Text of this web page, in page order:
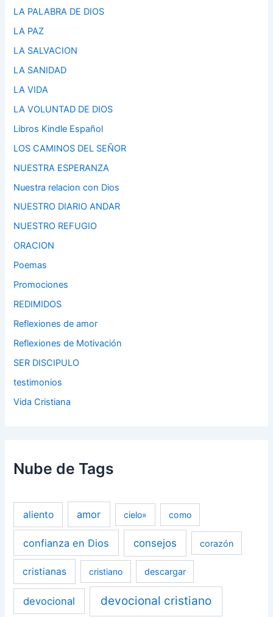
LA PALABRA DE DIOS
LA PAZ
LA SALVACION
LA SANIDAD
LA VIDA
LA VOLUNTAD DE DIOS
Libros Kindle Español
LOS CAMINOS DEL SEÑOR
NUESTRA ESPERANZA
Nuestra relacion con Dios
NUESTRO DIARIO ANDAR
NUESTRO REFUGIO
ORACION
Poemas
Promociones
REDIMIDOS
Reflexiones de amor
Reflexiones de Motivación
SER DISCIPULO
testimonios
Vida Cristiana
Nube de Tags
aliento amor cielo» como
confianza en Dios consejos corazón
cristianas cristiano descargar
devocional devocional cristiano